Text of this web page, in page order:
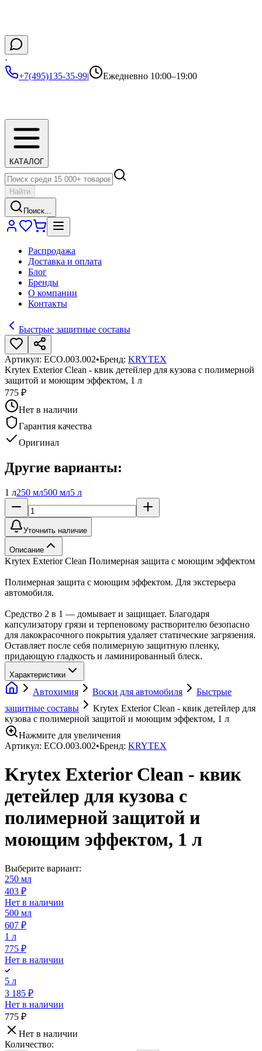
·
+7(495)135-35-99| Ежедневно 10:00–19:00
КАТАЛОГ
Найти
Поиск...
Распродажа
Доставка и оплата
Блог
Бренды
О компании
Контакты
Быстрые защитные составы
Артикул: ECO.003.002•Бренд: KRYTEX
Krytex Exterior Clean - квик детейлер для кузова с полимерной
защитой и моющим эффектом, 1 л
775 ₽
Нет в наличии
Гарантия качества
Оригинал
Другие варианты:
1 л250 мл500 мл5 л
Уточнить наличие
Описание
Krytex Exterior Clean Полимерная защита с моющим эффектом
Полимерная защита с моющим эффектом. Для экстерьера
автомобиля.
Средство 2 в 1 — домывает и защищает. Благодаря
капсулизатору грязи и терпеновому растворителю безопасно
для лакокрасочного покрытия удаляет статические загрязения.
Оставляет после себя полимерную защитную пленку,
придающую гладкость и ламинированный блеск.
Характеристики
Автохимия Воски для автомобиля
Быстрые
защитные составы
Krytex Exterior Clean - квик детейлер для
кузова с полимерной защитой и моющим эффектом, 1 л
Нажмите для увеличения
Артикул: ECO.003.002•Бренд: KRYTEX
Krytex Exterior Clean - квик
детейлер для кузова с
полимерной защитой и
моющим эффектом, 1 л
Выберите вариант:
250 мл
403 ₽
Нет в наличии
500 мл
607 ₽
1 л
775 ₽
Нет в наличии
5 л
3 185 ₽
Нет в наличии
775 ₽
Нет в наличии
Количество: